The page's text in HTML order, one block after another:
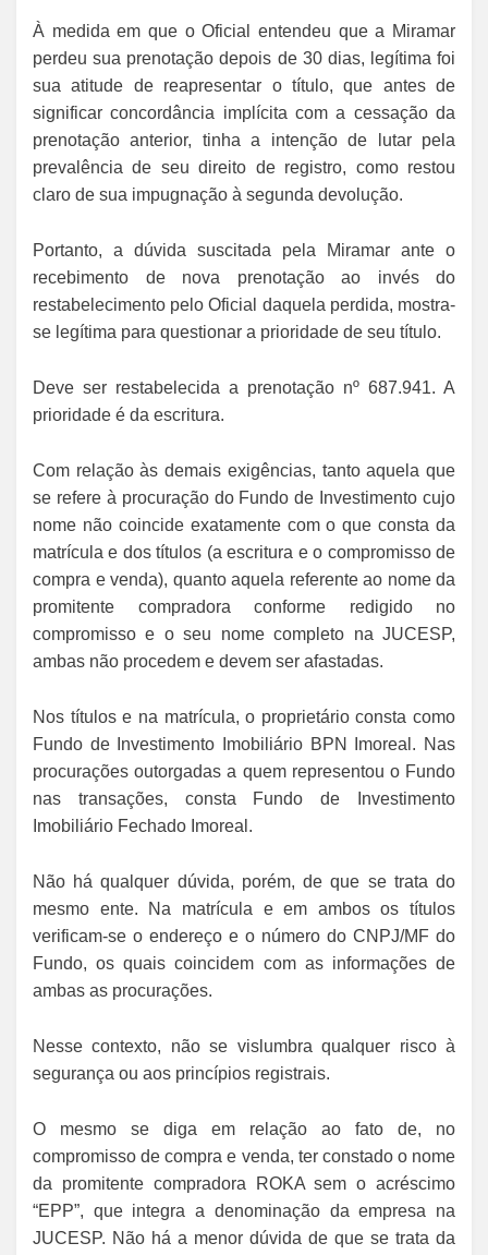
À medida em que o Oficial entendeu que a Miramar
perdeu sua prenotação depois de 30 dias, legítima foi
sua atitude de reapresentar o título, que antes de
significar concordância implícita com a cessação da
prenotação anterior, tinha a intenção de lutar pela
prevalência de seu direito de registro, como restou
claro de sua impugnação à segunda devolução.
Portanto, a dúvida suscitada pela Miramar ante o
recebimento de nova prenotação ao invés do
restabelecimento pelo Oficial daquela perdida, mostra-
se legítima para questionar a prioridade de seu título.
Deve ser restabelecida a prenotação nº 687.941. A
prioridade é da escritura.
Com relação às demais exigências, tanto aquela que
se refere à procuração do Fundo de Investimento cujo
nome não coincide exatamente com o que consta da
matrícula e dos títulos (a escritura e o compromisso de
compra e venda), quanto aquela referente ao nome da
promitente compradora conforme redigido no
compromisso e o seu nome completo na JUCESP,
ambas não procedem e devem ser afastadas.
Nos títulos e na matrícula, o proprietário consta como
Fundo de Investimento Imobiliário BPN Imoreal. Nas
procurações outorgadas a quem representou o Fundo
nas transações, consta Fundo de Investimento
Imobiliário Fechado Imoreal.
Não há qualquer dúvida, porém, de que se trata do
mesmo ente. Na matrícula e em ambos os títulos
verificam-se o endereço e o número do CNPJ/MF do
Fundo, os quais coincidem com as informações de
ambas as procurações.
Nesse contexto, não se vislumbra qualquer risco à
segurança ou aos princípios registrais.
O mesmo se diga em relação ao fato de, no
compromisso de compra e venda, ter constado o nome
da promitente compradora ROKA sem o acréscimo
“EPP”, que integra a denominação da empresa na
JUCESP. Não há a menor dúvida de que se trata da